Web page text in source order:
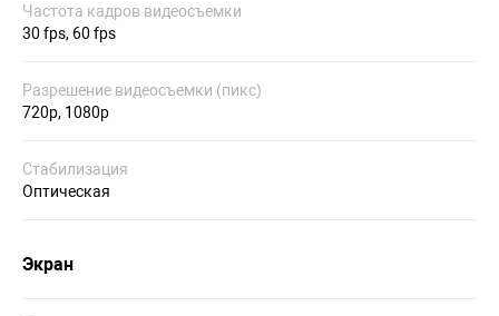
Частота кадров видеосъемки
30 fps, 60 fps
Разрешение видеосъемки (пикс)
720p, 1080p
Стабилизация
Оптическая
Экран